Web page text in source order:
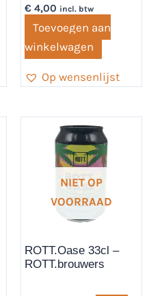
€4,00 incl. btw
Toevoegen aan
winkelwagen
Op wensenlijst
NIET OP
VOORRAAD
ROTT.Oase 33cl –
ROTT.brouwers